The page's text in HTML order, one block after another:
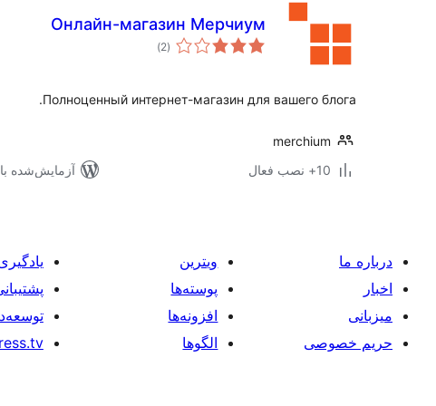
Онлайн-магазин Мерчиум
(2 مجموع
امتیازها)
Полноценный интернет-магазин для вашего блога.
merchium
10+ نصب فعال
آزمایش‌شده با
درباره ما
اخبار
میزبانی
حریم خصوصی
ویترین
پوسته‌ها
افزونه‌ها
الگوها